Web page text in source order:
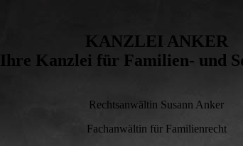
KANZLEI ANKER
Ihre Kanzlei für Familien- und
Rechtsanwältin Susann Anker
Fachanwältin für Familienrecht